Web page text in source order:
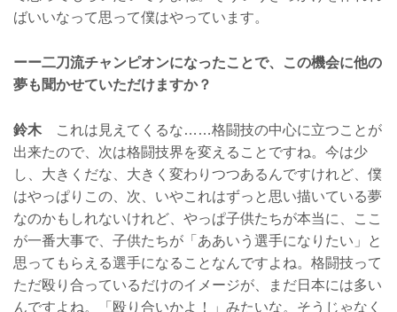
ばいいなって思って僕はやっています。
ーー二刀流チャンピオンになったことで、この機会に他の
夢も聞かせていただけますか？
鈴木 これは見えてくるな……格闘技の中心に立つことが
出来たので、次は格闘技界を変えることですね。今は少
し、大きくだな、大きく変わりつつあるんですけれど、僕
はやっぱりこの、次、いやこれはずっと思い描いている夢
なのかもしれないけれど、やっぱ子供たちが本当に、ここ
が一番大事で、子供たちが「ああいう選手になりたい」と
思ってもらえる選手になることなんですよね。格闘技って
ただ殴り合っているだけのイメージが、まだ日本には多い
んですよね。「殴り合いかよ！」みたいな。そうじゃなく